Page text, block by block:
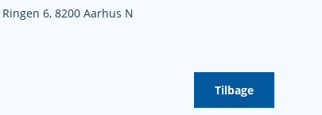
Ringen 6, 8200 Aarhus N
Tilbage